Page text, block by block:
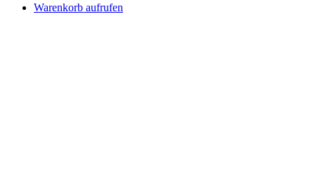
Warenkorb aufrufen